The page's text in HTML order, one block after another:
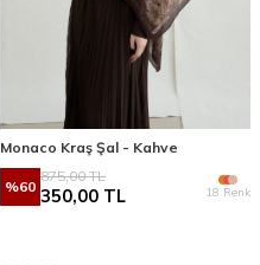
Monaco Kraş Şal - Kahve
%60
875,00TL
350,00 TL 18 Renk